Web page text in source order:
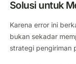
Solusi untuk
Karena error ini
bukan sekadar
strategi pengiriman